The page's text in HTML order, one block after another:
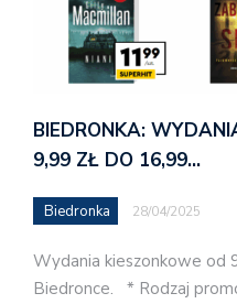
BIEDRONKA:
9,99 ZŁ DO 16,99…
Biedronka 28/04/2025
Wydania kieszonkowe od
Biedronce. * Rodzaj